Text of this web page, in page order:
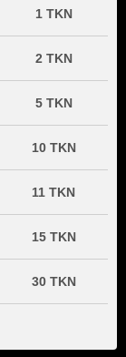
1 TKN
2 TKN
5 TKN
10 TKN
11 TKN
15 TKN
30 TKN